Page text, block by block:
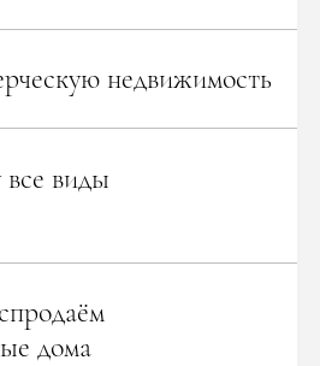
недвижимость
виды
дома